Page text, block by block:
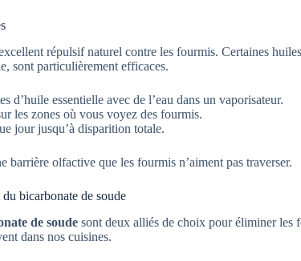
répulsif naturel contre les fourmis. Certaines
sont particulièrement efficaces.
d’huile essentielle avec de l’eau dans un vaporisateur.
les zones où vous voyez des fourmis.
jour jusqu’à disparition totale.
barrière olfactive que les fourmis n’aiment pas traverser.
bicarbonate de soude
de soude sont deux alliés de choix pour éliminer les
dans nos cuisines.